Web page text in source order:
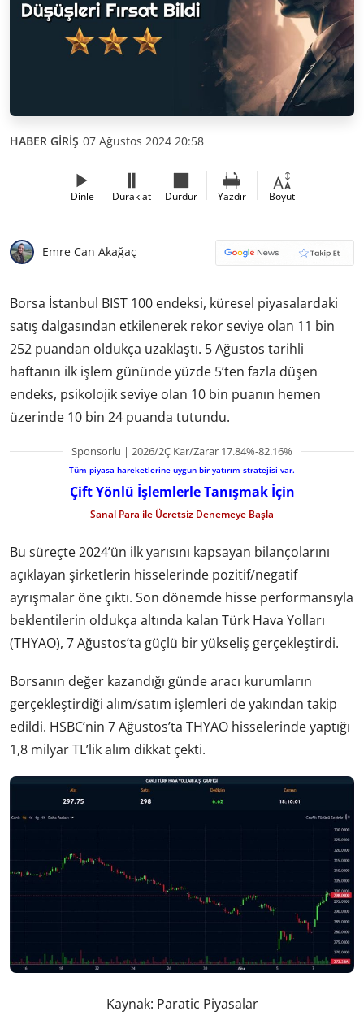
HABER GİRİŞ 07 Ağustos 2024 20:58
Dinle Duraklat Durdur Yazdır Boyut
Emre Can Akağaç
Borsa İstanbul BIST 100 endeksi, küresel piyasalardaki
satış dalgasından etkilenerek rekor seviye olan 11 bin
252 puandan oldukça uzaklaştı. 5 Ağustos tarihli
haftanın ilk işlem gününde yüzde 5’ten fazla düşen
endeks, psikolojik seviye olan 10 bin puanın hemen
üzerinde 10 bin 24 puanda tutundu.
Sponsorlu | 2026/2Ç Kar/Zarar 17.84%-82.16%
Tüm piyasa hareketlerine uygun bir yatırım stratejisi var.
Çift Yönlü İşlemlerle Tanışmak İçin
Sanal Para ile Ücretsiz Denemeye Başla
Bu süreçte 2024’ün ilk yarısını kapsayan bilançolarını
açıklayan şirketlerin hisselerinde pozitif/negatif
ayrışmalar öne çıktı. Son dönemde hisse performansıyla
beklentilerin oldukça altında kalan Türk Hava Yolları
(THYAO), 7 Ağustos’ta güçlü bir yükseliş gerçekleştirdi.
Borsanın değer kazandığı günde aracı kurumların
gerçekleştirdiği alım/satım işlemleri de yakından takip
edildi. HSBC’nin 7 Ağustos’ta THYAO hisselerinde yaptığı
1,8 milyar TL’lik alım dikkat çekti.
Kaynak: Paratic Piyasalar